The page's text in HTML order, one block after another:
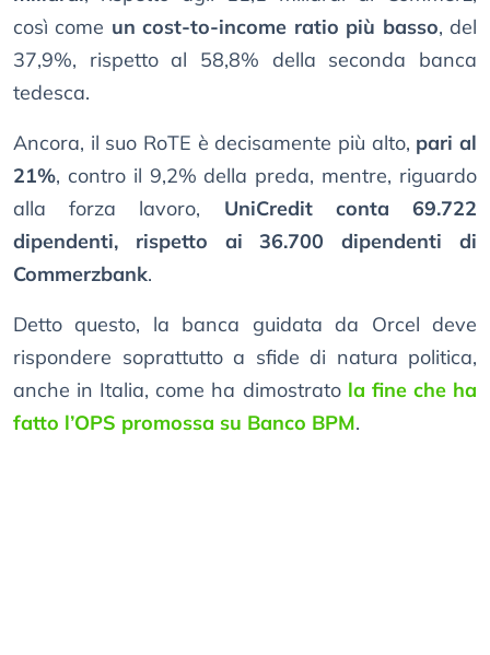
così come un cost-to-income ratio più basso, del
37,9%, rispetto al 58,8% della seconda banca
tedesca.
Ancora, il suo RoTE è decisamente più alto, pari al
21%, contro il 9,2% della preda, mentre, riguardo
alla forza lavoro, UniCredit conta 69.722
dipendenti, rispetto ai 36.700 dipendenti di
Commerzbank.
Detto questo, la banca guidata da Orcel deve
rispondere soprattutto a sfide di natura politica,
anche in Italia, come ha dimostrato la fine che ha
fatto l’OPS promossa su Banco BPM.